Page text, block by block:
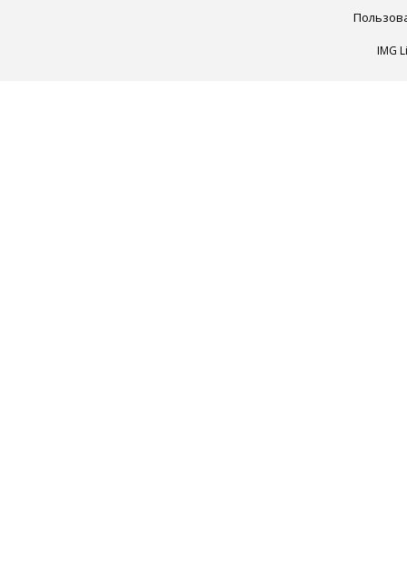
IMG